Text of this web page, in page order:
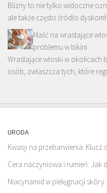
Blizny to nie tylko widoczne
ale także często źródło
Maść na wrastające
problemu w bikini
Wrastające włoski w
osób, zwłaszcza tych, które
URODA
Kwasy na przebarwienia:
Cera naczyniowa i rumień: Jak
Niacynamid w pielęgnacji